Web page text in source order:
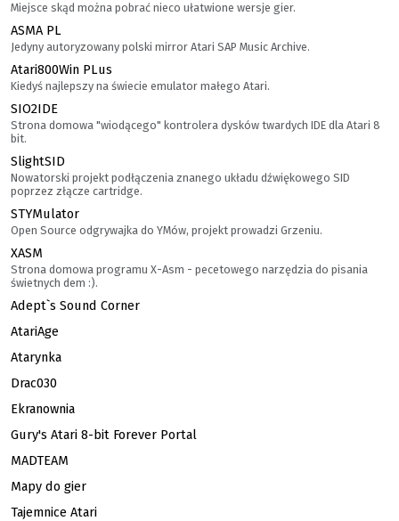
Miejsce skąd można pobrać nieco ułatwione wersje gier.
ASMA PL
Jedyny autoryzowany polski mirror Atari SAP Music Archive.
Atari800Win PLus
Kiedyś najlepszy na świecie emulator małego Atari.
SIO2IDE
Strona domowa "wiodącego" kontrolera dysków twardych IDE dla Atari 8
bit.
SlightSID
Nowatorski projekt podłączenia znanego układu dźwiękowego SID
poprzez złącze cartridge.
STYMulator
Open Source odgrywajka do YMów, projekt prowadzi Grzeniu.
XASM
Strona domowa programu X-Asm - pecetowego narzędzia do pisania
świetnych dem :).
Adept`s Sound Corner
AtariAge
Atarynka
Drac030
Ekranownia
Gury's Atari 8-bit Forever Portal
MADTEAM
Mapy do gier
Tajemnice Atari